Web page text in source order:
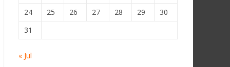
24
25 26 27 28 29
30
31
« Jul